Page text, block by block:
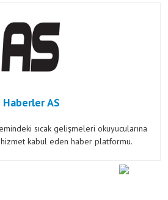
Haberler AS
sıcak gelişmeleri okuyucularına
hizmet kabul eden haber platformu.